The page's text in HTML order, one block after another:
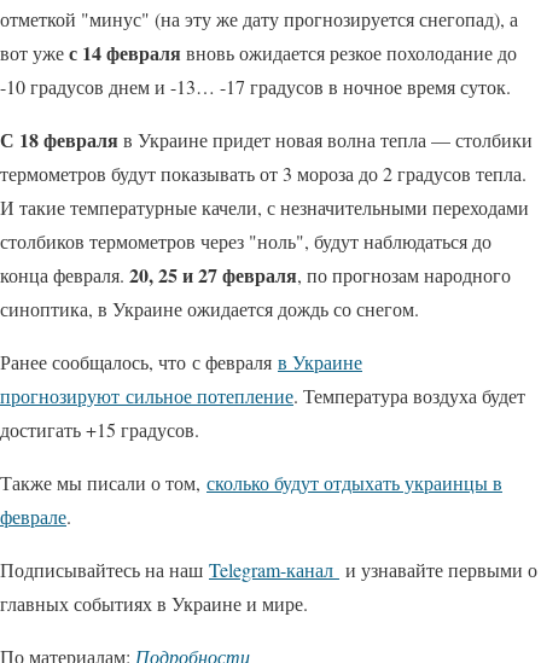
отметкой "минус" (на эту же дату прогнозируется снегопад), а
вот ужес 14 февралявновь ожидается резкое похолодание до
-10 градусов днем и -13… -17 градусов в ночное время суток.
С 18 февраляв Украине придет новая волна тепла — столбики
термометров будут показывать от 3 мороза до 2 градусов тепла.
И такие температурные качели, с незначительными переходами
столбиков термометров через "ноль", будут наблюдаться до
конца февраля. 20, 25 и 27 февраля, по прогнозам народного
синоптика, в Украине ожидается дождь со снегом.
Ранее сообщалось, что с февраля в Украине
прогнозируют сильное потепление. Температура воздуха будет
достигать +15 градусов.
Также мы писали о том, сколько будут отдыхать украинцы в
феврале.
Подписывайтесь на наш Telegram-канал и узнавайте первыми о
главных событиях в Украине и мире.
По материалам: Подробности